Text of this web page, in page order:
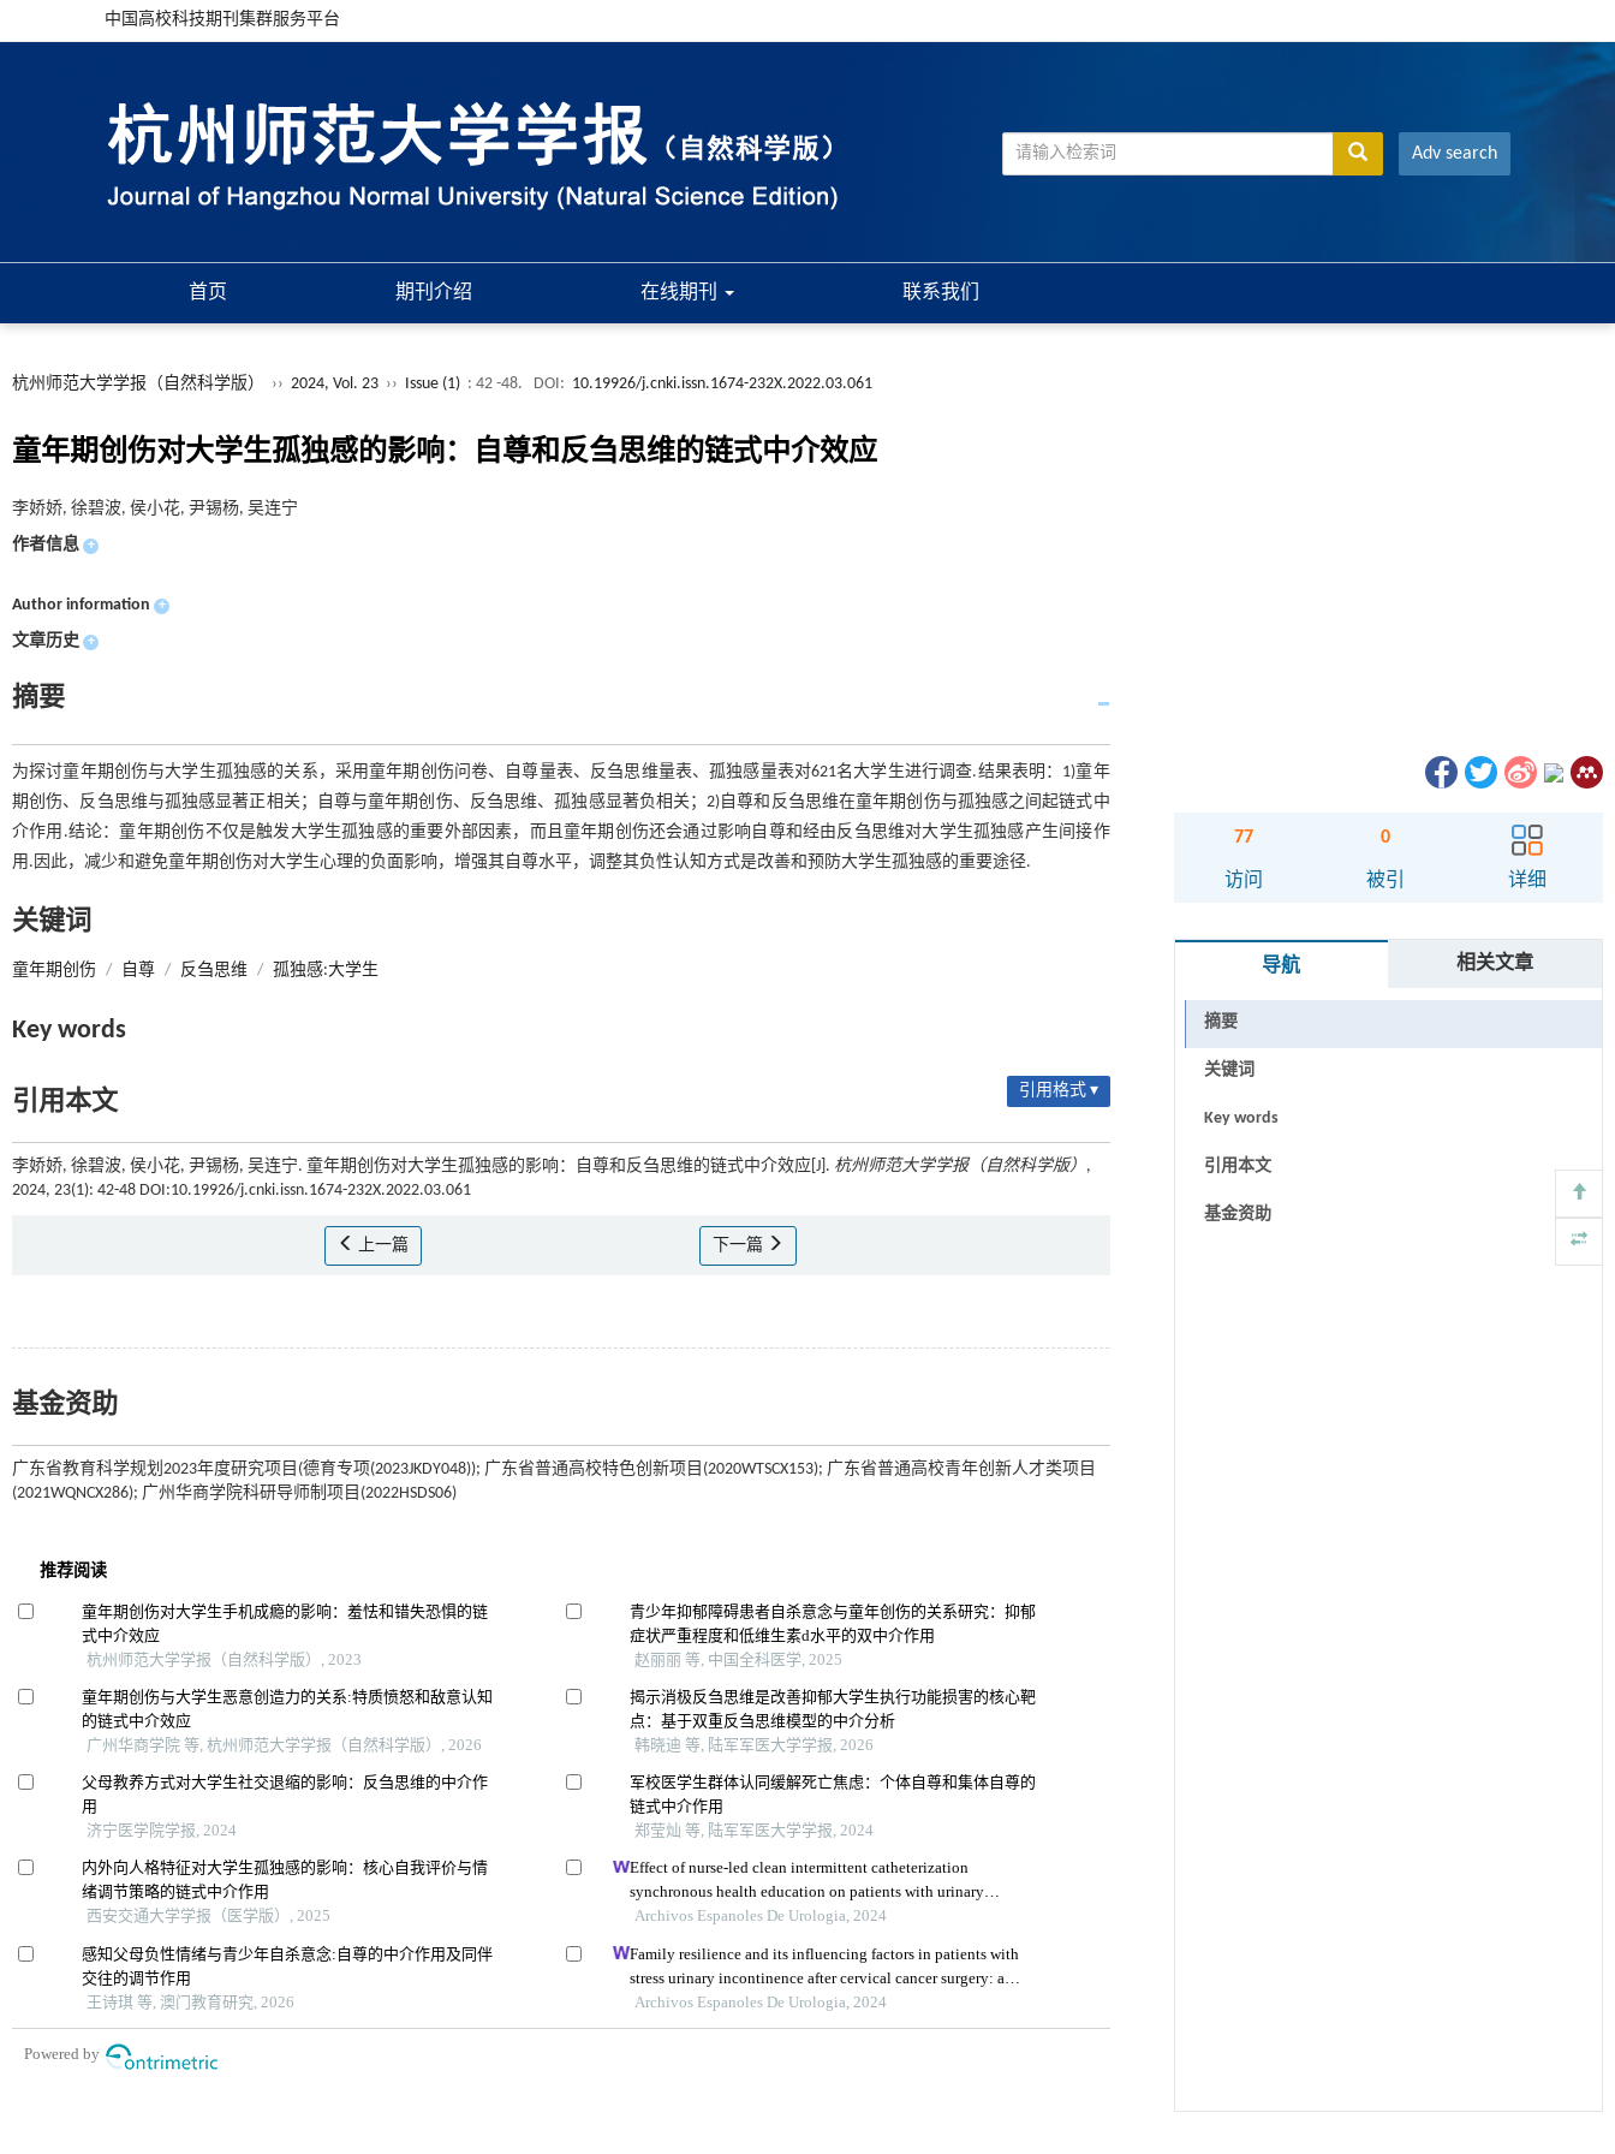
中国高校科技期刊集群服务平台
Adv search
首页 期刊介绍 在线期刊 联系我们
杭州师范大学学报（自然科学版） ›› 2024, Vol. 23 ›› Issue (1) : 42 -48. DOI: 10.19926/j.cnki.issn.1674-232X.2022.03.061
童年期创伤对大学生孤独感的影响：自尊和反刍思维的链式中介效应
李娇娇, 徐碧波, 侯小花, 尹锡杨, 吴连宁
作者信息 +
Author information +
文章历史 +
摘要
为探讨童年期创伤与大学生孤独感的关系，采用童年期创伤问卷、自尊量表、反刍思维量表、孤独感量表对621名大学生进行调查.结果表明：1)童年
期创伤、反刍思维与孤独感显著正相关；自尊与童年期创伤、反刍思维、孤独感显著负相关；2)自尊和反刍思维在童年期创伤与孤独感之间起链式中
介作用.结论：童年期创伤不仅是触发大学生孤独感的重要外部因素，而且童年期创伤还会通过影响自尊和经由反刍思维对大学生孤独感产生间接作
用.因此，减少和避免童年期创伤对大学生心理的负面影响，增强其自尊水平，调整其负性认知方式是改善和预防大学生孤独感的重要途径.
关键词
童年期创伤 / 自尊 / 反刍思维 / 孤独感:大学生
Key words
引用本文 引用格式 ▾
李娇娇, 徐碧波, 侯小花, 尹锡杨, 吴连宁. 童年期创伤对大学生孤独感的影响：自尊和反刍思维的链式中介效应[J]. 杭州师范大学学报（自然科学版） ,
2024, 23(1): 42-48 DOI:10.19926/j.cnki.issn.1674-232X.2022.03.061
上一篇 下一篇
基金资助
广东省教育科学规划2023年度研究项目(德育专项(2023JKDY048)); 广东省普通高校特色创新项目(2020WTSCX153); 广东省普通高校青年创新人才类项目
(2021WQNCX286); 广州华商学院科研导师制项目(2022HSDS06)
77
访问
0
被引 详细
导航 相关文章
摘要
关键词
Key words
引用本文
基金资助